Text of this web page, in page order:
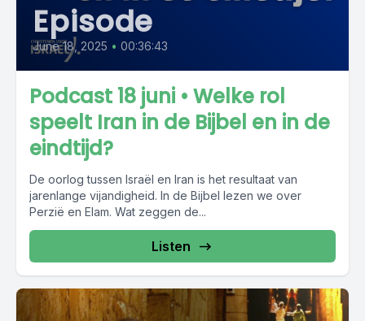
Episode
June 18, 2025 • 00:36:43
Podcast 18 juni • Welke rol
speelt Iran in de Bijbel en in de
eindtijd?
De oorlog tussen Israël en Iran is het resultaat van
jarenlange vijandigheid. In de Bijbel lezen we over
Perzië en Elam. Wat zeggen de...
Listen